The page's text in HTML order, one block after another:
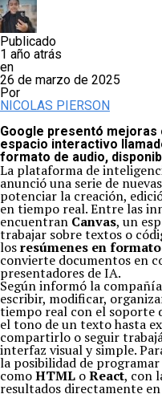
Publicado
1 año atrás
en
26 de marzo de 2025
Por
NICOLAS PIERSON
Google presentó mejoras
espacio interactivo
formato de audio,
La plataforma de
anunció una serie de
potenciar la creación,
en tiempo real. Entre las
encuentran Canvas, un
trabajar sobre textos o
losresúmenes en
convierte documentos en
presentadores de IA.
Según informó la
escribir, modificar,
tiempo real con el soporte
el tono de un texto hasta
compartirlo o seguir
interfaz visual y simple.
la posibilidad de
comoHTML oReact, con
resultados directamente